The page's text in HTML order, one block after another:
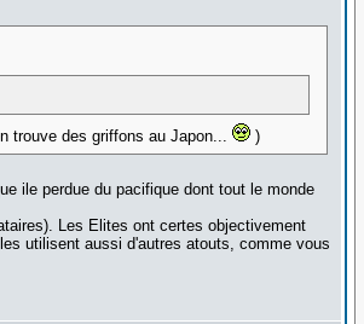
trouve des griffons au Japon...
)
ile perdue du pacifique dont tout le monde
Les Elites ont certes objectivement
utilisent aussi d'autres atouts, comme vous